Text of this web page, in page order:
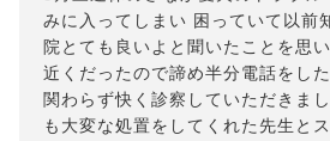
みに入ってしまい 困っていて以前
院とても良いよと聞いたことを思
近くだったので諦め半分電話をし
関わらず快く診察していただきま
も大変な処置をしてくれた先生と